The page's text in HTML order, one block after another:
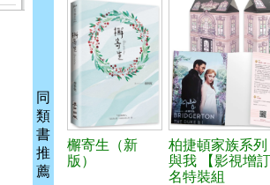
同
類
書
推
薦
檞寄生（新
版）
柏捷頓家族系
與我 【影視增
名特裝組